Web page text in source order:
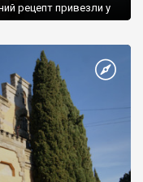
рецепт привезли у